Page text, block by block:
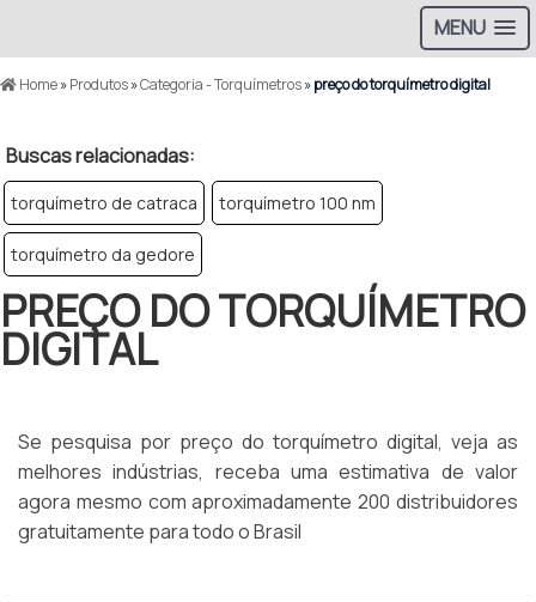
MENU
Home»Produtos»Categoria - Torquímetros»preço do torquímetro digital
Buscas relacionadas:
torquímetro de catraca torquímetro 100 nm
torquímetro da gedore
PREÇO DO TORQUÍMETRO
DIGITAL
Se pesquisa por preço do torquímetro digital, veja as
melhores indústrias, receba uma estimativa de valor
agora mesmo com aproximadamente 200 distribuidores
gratuitamente para todo o Brasil